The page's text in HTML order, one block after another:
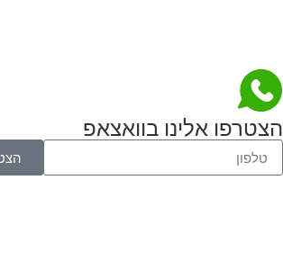
הצטרפו אלינו בוואצאפ